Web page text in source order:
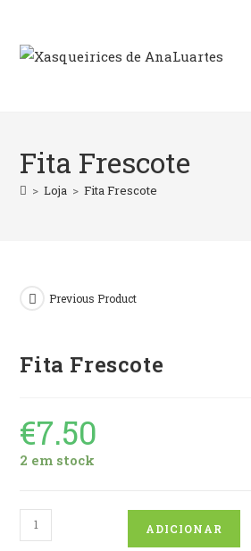
content
Fita Frescote
> Loja > Fita Frescote
Previous Product
Fita Frescote
€7.50
2 em stock
Quantidade
de
ADICIONAR